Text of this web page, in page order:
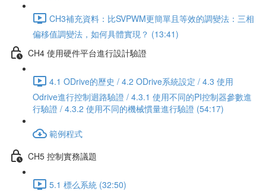
CH3補充資料：比SVPWM更簡單且等效的調變法：三相
偏移值調變法，如何具體實現？ (13:41)
CH4 使用硬件平台進行設計驗證
4.1 ODrive的歷史 / 4.2 ODrive系統設定 / 4.3 使用
Odrive進行控制迴路驗證 / 4.3.1 使用不同的PI控制器參數進
行驗證 / 4.3.2 使用不同的機械慣量進行驗證 (54:17)
範例程式
CH5 控制實務議題
5.1 標么系統 (32:50)